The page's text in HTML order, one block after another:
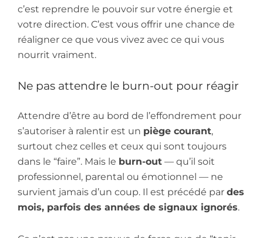
c’est reprendre le pouvoir sur votre énergie et
votre direction. C’est vous offrir une chance de
réaligner ce que vous vivez avec ce qui vous
nourrit vraiment.
Ne pas attendre le burn-out pour réagir
Attendre d’être au bord de l’effondrement pour
s’autoriser à ralentir est un piège courant,
surtout chez celles et ceux qui sont toujours
dans le “faire”. Mais le burn-out — qu’il soit
professionnel, parental ou émotionnel — ne
survient jamais d’un coup. Il est précédé par des
mois, parfois des années de signaux ignorés.